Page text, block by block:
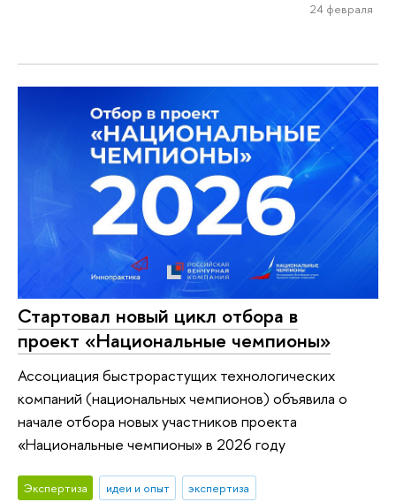
24 февраля
Стартовал новый цикл отбора в
проект «Национальные чемпионы»
Ассоциация быстрорастущих технологических
компаний (национальных чемпионов) объявила о
начале отбора новых участников проекта
«Национальные чемпионы» в 2026 году
Экспертиза идеи и опыт
экспертиза